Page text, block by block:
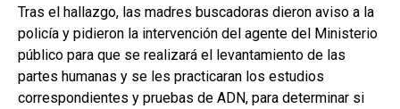
Tras el hallazgo, las madres buscadoras dieron aviso a la
policía y pidieron la intervención del agente del Ministerio
público para que se realizará el levantamiento de las
partes humanas y se les practicaran los estudios
correspondientes y pruebas de ADN, para determinar si